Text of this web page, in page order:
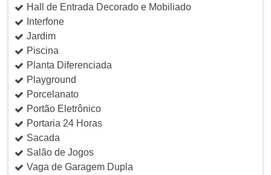
Hall de Entrada Decorado e Mobiliado
Interfone
Jardim
Piscina
Planta Diferenciada
Playground
Porcelanato
Portão Eletrônico
Portaria 24 Horas
Sacada
Salão de Jogos
Vaga de Garagem Dupla